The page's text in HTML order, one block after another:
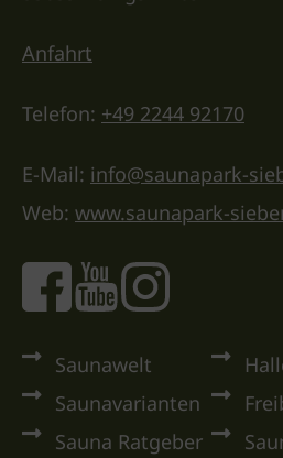
Anfahrt
Telefon: +49 2244 92170
E-Mail: info@saunapark-
Web: www.saunapark-
Saunawelt
Saunavarianten
Sauna Ratgeber